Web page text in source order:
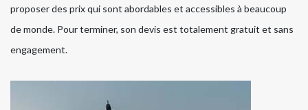
proposer des prix qui sont abordables et accessibles à beaucoup
de monde. Pour terminer, son devis est totalement gratuit et sans
engagement.